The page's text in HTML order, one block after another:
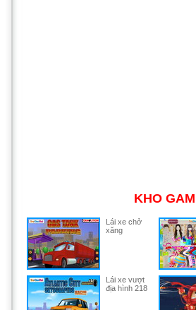
KHO
Lái xe chở
xăng
Lái xe vượt
địa hình 218